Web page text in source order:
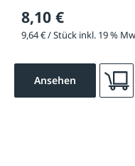
8,10 €
9,64 € / Stück inkl. 19 %
Ansehen